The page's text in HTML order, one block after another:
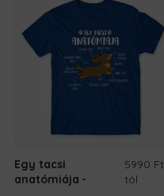
Egy tacsi
anatómiája
5990 Ft
tól